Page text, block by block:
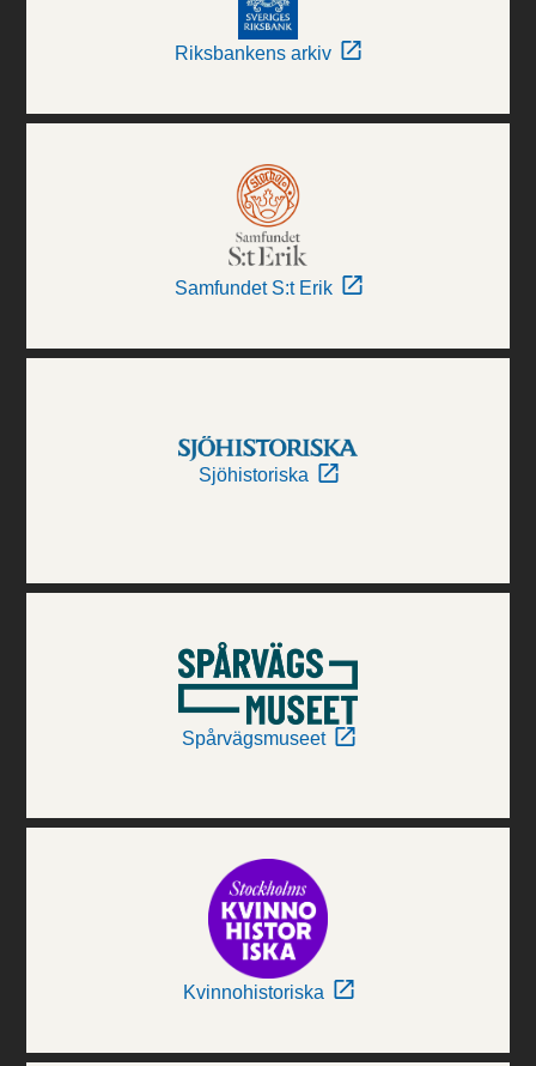
Riksbankens arkiv
Samfundet S:t Erik
Sjöhistoriska
Spårvägsmuseet
Kvinnohistoriska